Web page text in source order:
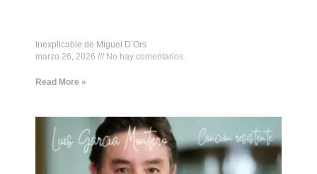
Inexplicable de Miguel D’Ors
marzo 26, 2026
No hay comentarios
Read More »